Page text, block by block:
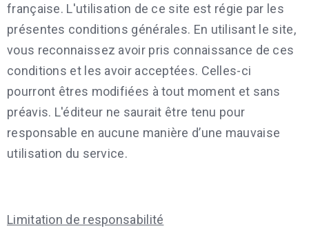
française. L'utilisation de ce site est régie par les
présentes conditions générales. En utilisant le site,
vous reconnaissez avoir pris connaissance de ces
conditions et les avoir acceptées. Celles-ci
pourront êtres modifiées à tout moment et sans
préavis. L'éditeur ne saurait être tenu pour
responsable en aucune manière d’une mauvaise
utilisation du service.
Limitation de responsabilité